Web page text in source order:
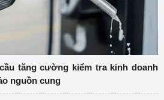
tăng cường kiểm tra kinh doanh
nguồn cung